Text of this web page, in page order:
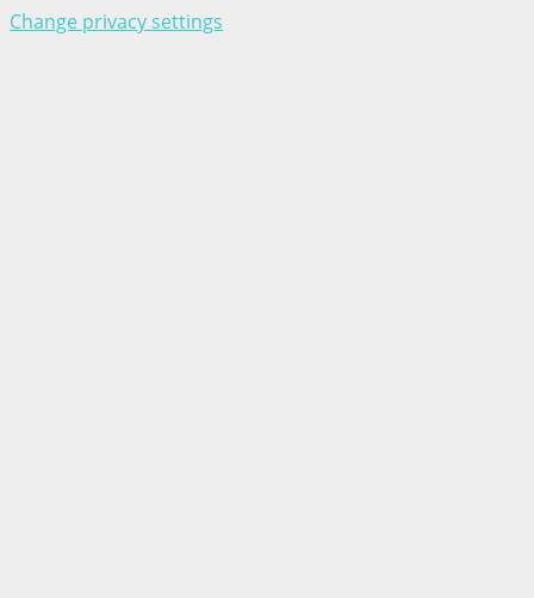
Change privacy settings